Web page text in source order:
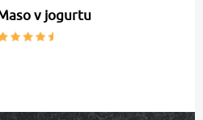
v jogurtu